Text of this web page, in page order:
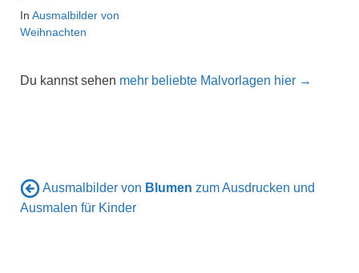
In Ausmalbilder von
Weihnachten
Du kannst sehen mehr beliebte Malvorlagen hier →
Ausmalbilder von Blumen zum Ausdrucken und
Ausmalen für Kinder